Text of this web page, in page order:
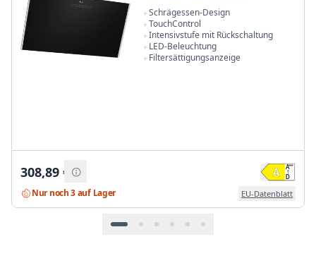
Schrägessen-Design
TouchControl
Intensivstufe mit Rückschaltung
LED-Beleuchtung
Filtersättigungsanzeige
308,89 €
Nur noch 3 auf Lager EU-Datenblatt